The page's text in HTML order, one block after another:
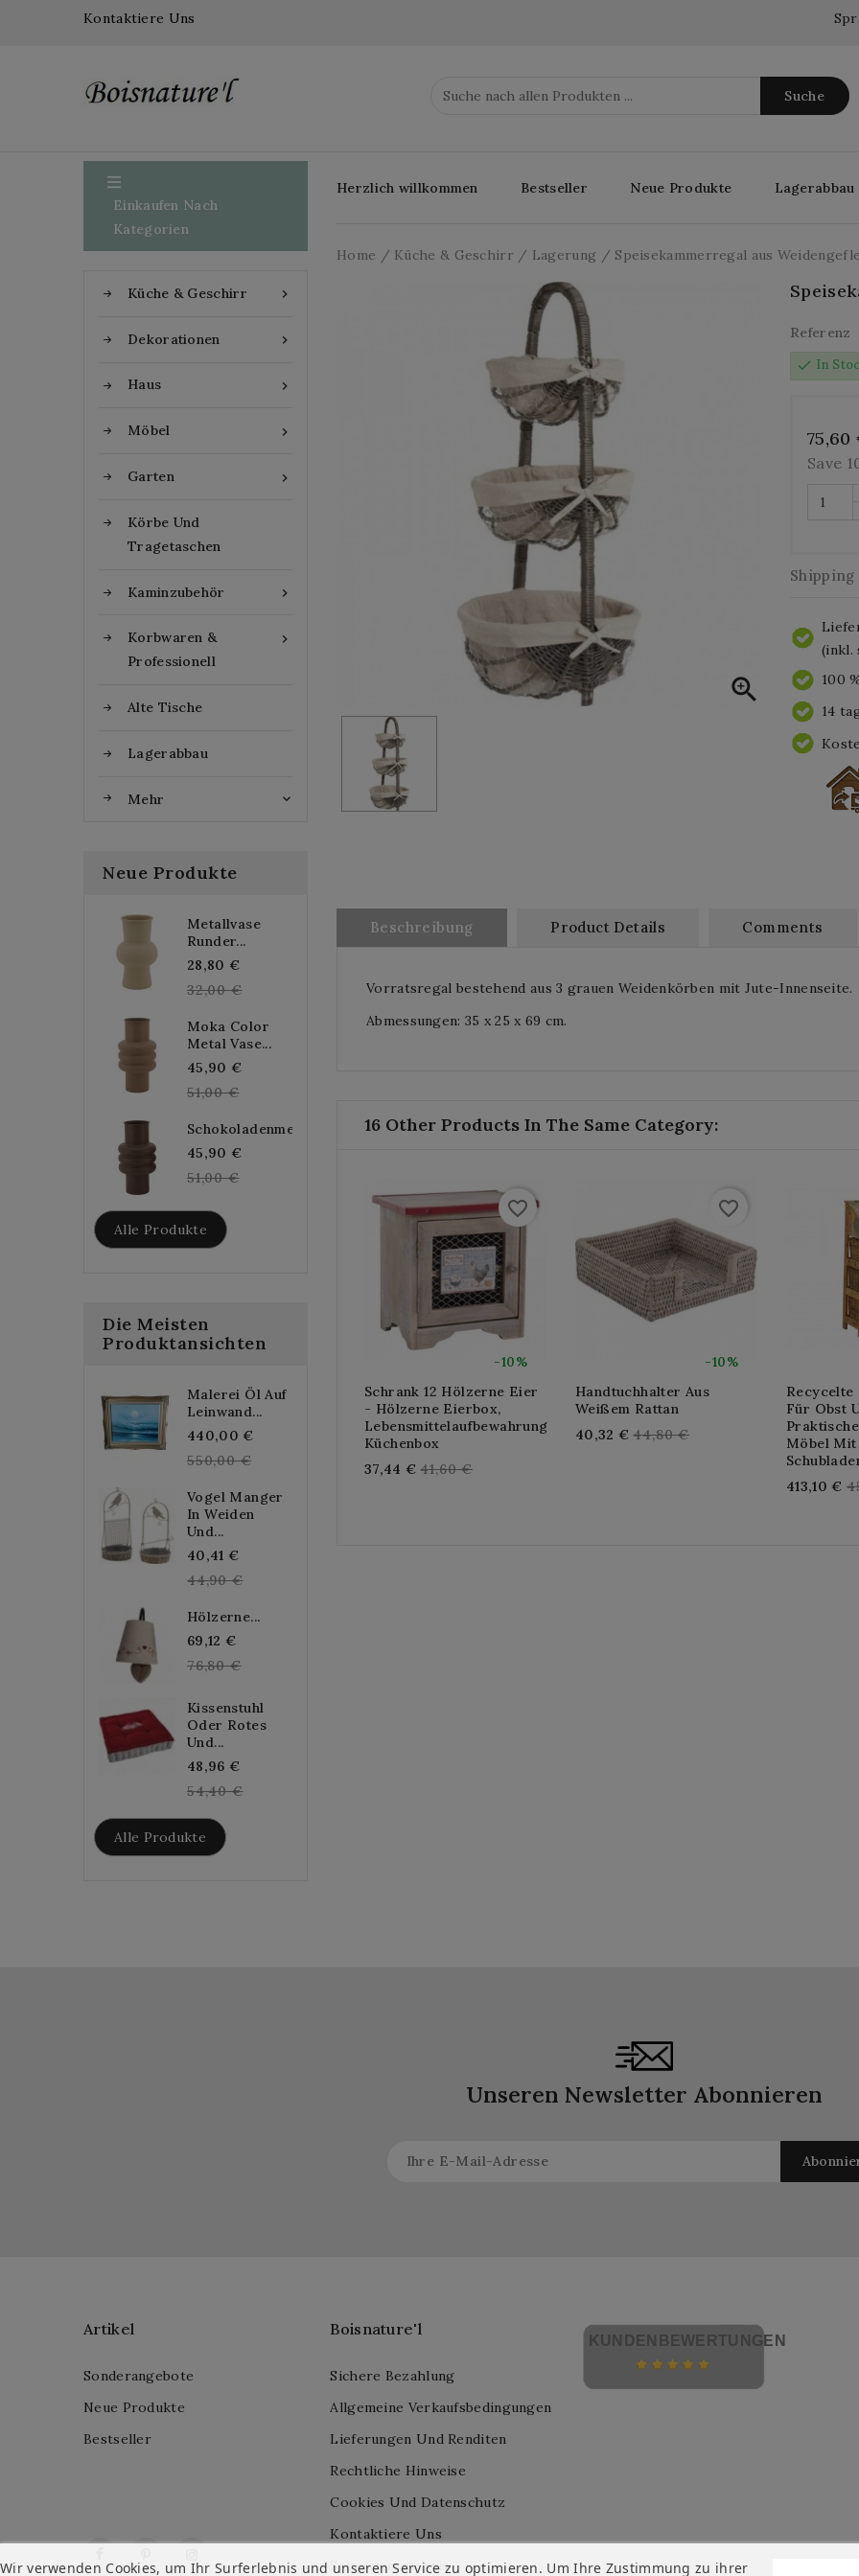
Kontaktiere Uns
Suche

Einkaufen Nach
Kategorien

Küche & Geschirr

Dekorationen

Haus

Möbel

Garten
Körbe Und
Tragetaschen

Kaminzubehör

Korbwaren &
Professionell
Alte Tische
Lagerabbau
Mehr 
Neue Produkte
Metallvase
Runder...
28,80 €
price
32,00 €
Moka Color
Metal Vase...
45,90 €
51,00 €
Schokoladenmetallvase...
45,90 €
51,00 €
Alle Produkte
Die Meisten
Produktansichten
Malerei Öl Auf
Leinwand...
440,00 €
550,00 €
Vogel Manger
In Weiden
Und...
40,41 €
price
44,90 €
Hölzerne...
69,12 €
price
76,80 €
Kissenstuhl
Oder Rotes
Und...
48,96 €
price
54,40 €
Alle Produkte
Herzlich willkommen Bestseller Neue Produkte Lagerabbau
Home Küche & Geschirr Lagerung Speisekammerregal aus

Referenz
check In
75,60
Save
Shipping
(inkl.
100
14
Beschreibung Product Details Comments
Vorratsregal bestehend aus 3 grauen Weidenkörben mit Jute-Innenseite.
Abmessungen: 35 x 25 x 69 cm.
16 Other Products In The Same Category:
-10%
favorite_border
Schrank 12 Hölzerne Eier
- Hölzerne Eierbox,
Lebensmittelaufbewahrung
Küchenbox
37,44 € Regular
41,60 €
-10%
favorite_border
Handtuchhalter Aus
Weißem Rattan
40,32 € Regular
44,80 €
Für Obst
Möbel Mit
413,10 €
Unseren Newsletter Abonnieren
Artikel
Sonderangebote
Neue Produkte
Bestseller
Boisnature'l
Sichere Bezahlung
Allgemeine Verkaufsbedingungen
Lieferungen Und Renditen
Rechtliche Hinweise
Cookies Und Datenschutz
Kontaktiere Uns
Seitenverzeichnis
Wir verwenden Cookies, um Ihr Surferlebnis und unseren Service zu optimieren. Um Ihre Zustimmung zu ihrer
KUNDENBEWERTUNGEN